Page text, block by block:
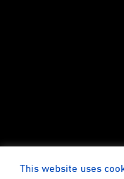
This website uses